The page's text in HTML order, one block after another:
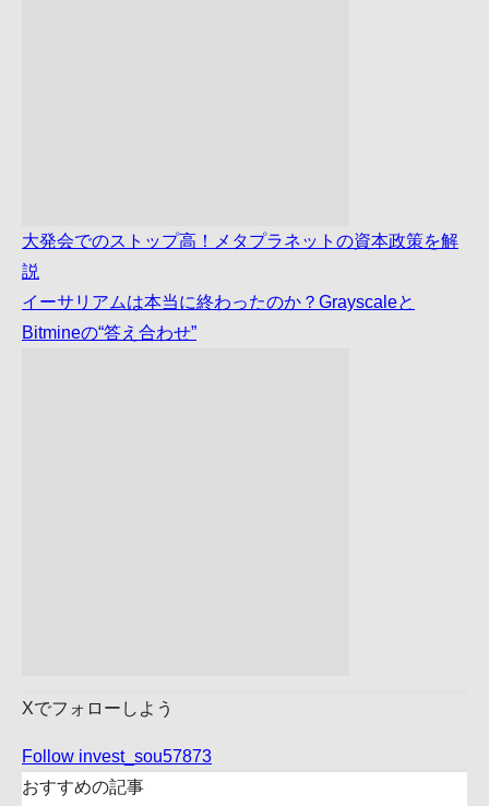
大発会でのストップ高！メタプラネットの資本政策を解
説
イーサリアムは本当に終わったのか？Grayscaleと
Bitmineの“答え合わせ”
Xでフォローしよう
Follow invest_sou57873
おすすめの記事